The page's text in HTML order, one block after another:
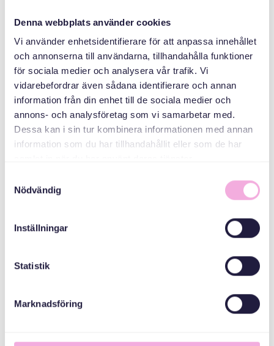
Denna webbplats använder cookies
Vi använder enhetsidentifierare för att anpassa innehållet
och annonserna till användarna, tillhandahålla funktioner
för sociala medier och analysera vår trafik. Vi
vidarebefordrar även sådana identifierare och annan
information från din enhet till de sociala medier och
annons- och analysföretag som vi samarbetar med.
Dessa kan i sin tur kombinera informationen med annan
information som du har tillhandahållit eller som de har
Nödvändig
Inställningar
Statistik
Marknadsföring
منظم
bokningen@svenskamedbaby.se